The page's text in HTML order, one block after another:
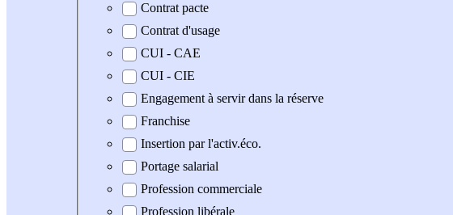
Contrat pacte
Contrat d'usage
CUI - CAE
CUI - CIE
Engagement à servir dans la réserve
Franchise
Insertion par l'activ.éco.
Portage salarial
Profession commerciale
Profession libérale